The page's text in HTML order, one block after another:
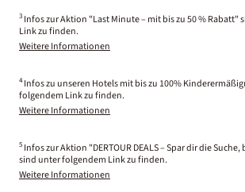
3 Infos zur Aktion "Last Minute – mit bis zu 50 % Rabatt"
Link zu finden.
Weitere Informationen
4 Infos zu unseren Hotels mit bis zu 100%
folgendem Link zu finden.
Weitere Informationen
5 Infos zur Aktion "DERTOUR DEALS – Spar dir die
sind unter folgendem Link zu finden.
Weitere Informationen